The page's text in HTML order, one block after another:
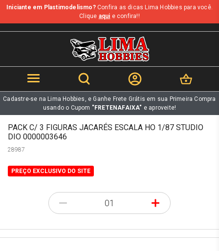
b
Iniciante em Plastimodelismo?Confira as dicas Lima Hobbies para você.
Clique aqui e confira!!
Cadastre-se na Lima Hobbies, e Ganhe Frete Grátis em sua Primeira Compra
usando o Cupom "FRETENAFAIXA" e aproveite!
PACK C/ 3 FIGURAS JACARÉS ESCALA HO 1/87 STUDIO
DIO 0000003646
28987
PREÇO EXCLUSIVO DO SITE
- +